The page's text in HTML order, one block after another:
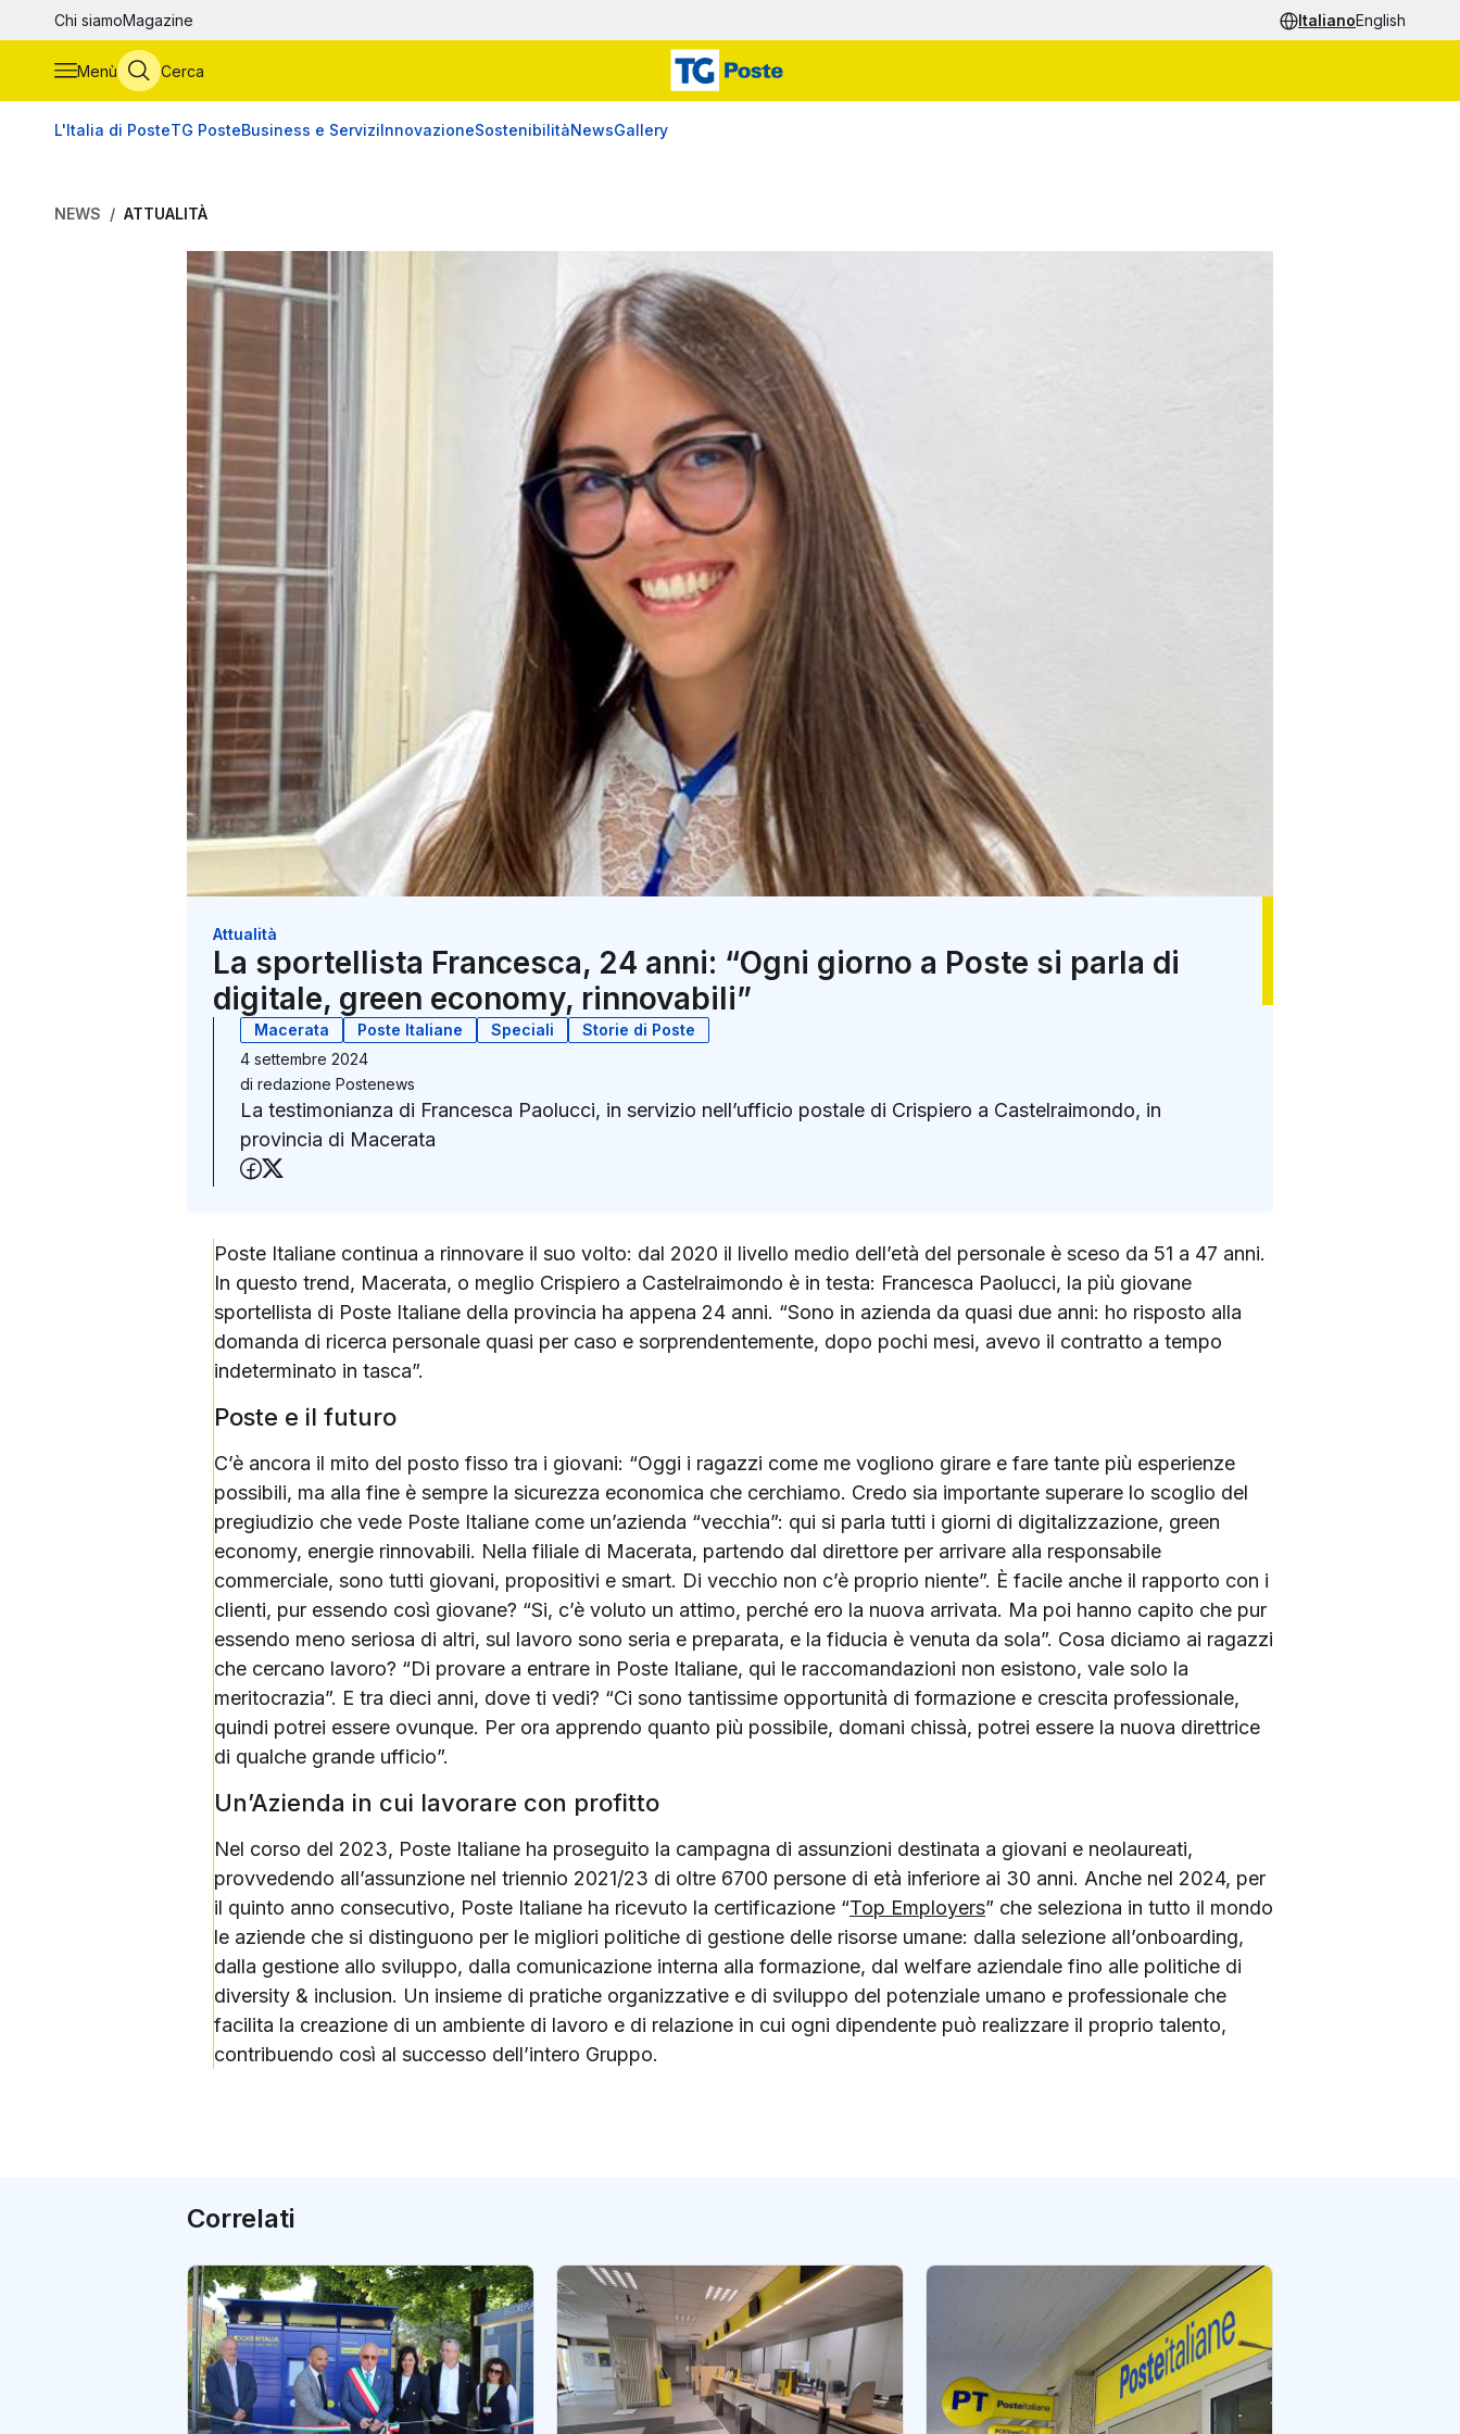
Vai al contenuto principale
Chi siamoMagazine ItalianoEnglish
Menù Cerca
L'Italia di PosteTG PosteBusiness e ServiziInnovazioneSostenibilitàNewsGallery
NEWS ATTUALITÀ
Attualità
La sportellista Francesca, 24 anni: “Ogni giorno a Poste si parla di
digitale, green economy, rinnovabili”
Macerata Poste Italiane Speciali
Storie di Poste
4 settembre 2024
di redazione Postenews
La testimonianza di Francesca Paolucci, in servizio nell’ufficio postale di Crispiero a Castelraimondo, in
provincia di Macerata
Condividi su Facebook
Poste Italiane continua a rinnovare il suo volto: dal 2020 il livello medio dell’età del personale è sceso da 51 a 47 anni.
In questo trend, Macerata, o meglio Crispiero a Castelraimondo è in testa: Francesca Paolucci, la più giovane
sportellista di Poste Italiane della provincia ha appena 24 anni. “Sono in azienda da quasi due anni: ho risposto alla
domanda di ricerca personale quasi per caso e sorprendentemente, dopo pochi mesi, avevo il contratto a tempo
indeterminato in tasca”.
Poste e il futuro
C’è ancora il mito del posto fisso tra i giovani: “Oggi i ragazzi come me vogliono girare e fare tante più esperienze
possibili, ma alla fine è sempre la sicurezza economica che cerchiamo. Credo sia importante superare lo scoglio del
pregiudizio che vede Poste Italiane come un’azienda “vecchia”: qui si parla tutti i giorni di digitalizzazione, green
economy, energie rinnovabili. Nella filiale di Macerata, partendo dal direttore per arrivare alla responsabile
commerciale, sono tutti giovani, propositivi e smart. Di vecchio non c’è proprio niente”. È facile anche il rapporto con i
clienti, pur essendo così giovane? “Si, c’è voluto un attimo, perché ero la nuova arrivata. Ma poi hanno capito che pur
essendo meno seriosa di altri, sul lavoro sono seria e preparata, e la fiducia è venuta da sola”. Cosa diciamo ai ragazzi
che cercano lavoro? “Di provare a entrare in Poste Italiane, qui le raccomandazioni non esistono, vale solo la
meritocrazia”. E tra dieci anni, dove ti vedi? “Ci sono tantissime opportunità di formazione e crescita professionale,
quindi potrei essere ovunque. Per ora apprendo quanto più possibile, domani chissà, potrei essere la nuova direttrice
di qualche grande ufficio”.
Un’Azienda in cui lavorare con profitto
Nel corso del 2023, Poste Italiane ha proseguito la campagna di assunzioni destinata a giovani e neolaureati,
provvedendo all’assunzione nel triennio 2021/23 di oltre 6700 persone di età inferiore ai 30 anni. Anche nel 2024, per
il quinto anno consecutivo, Poste Italiane ha ricevuto la certificazione “Top Employers” che seleziona in tutto il mondo
le aziende che si distinguono per le migliori politiche di gestione delle risorse umane: dalla selezione all’onboarding,
dalla gestione allo sviluppo, dalla comunicazione interna alla formazione, dal welfare aziendale fino alle politiche di
diversity & inclusion. Un insieme di pratiche organizzative e di sviluppo del potenziale umano e professionale che
facilita la creazione di un ambiente di lavoro e di relazione in cui ogni dipendente può realizzare il proprio talento,
contribuendo così al successo dell’intero Gruppo.
Correlati